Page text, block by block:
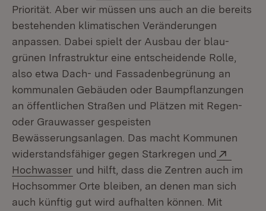
Priorität. Aber wir müssen uns auch an die bereits
bestehenden klimatischen Veränderungen
anpassen. Dabei spielt der Ausbau der blau-
grünen Infrastruktur eine entscheidende Rolle,
also etwa Dach- und Fassadenbegrünung an
kommunalen Gebäuden oder Baumpflanzungen
an öffentlichen Straßen und Plätzen mit Regen-
oder Grauwasser gespeisten
Bewässerungsanlagen. Das macht Kommunen
widerstandsfähiger gegen Starkregen und
Hochwasser (Öffnet in neuem Fenster)
und hilft, dass die Zentren auch im
Hochsommer Orte bleiben, an denen man sich
auch künftig gut wird aufhalten können. Mit